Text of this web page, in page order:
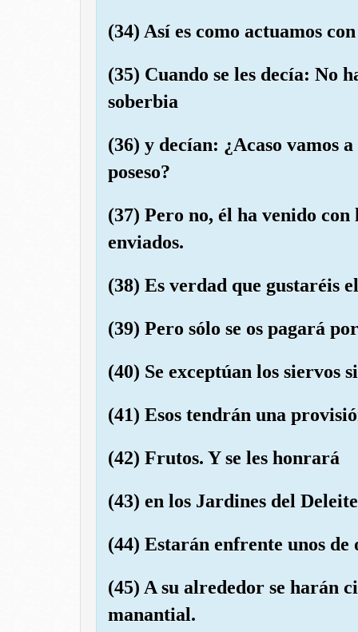
(34) Así es como actuamos
(35) Cuando se les decía: No
soberbia
(36) y decían: ¿Acaso vamos
poseso?
(37) Pero no, él ha venido
enviados.
(38) Es verdad que gustaréis
(39) Pero sólo se os pagará
(40) Se exceptúan los siervos
(41) Esos tendrán una
(42) Frutos. Y se les honrará
(43) en los Jardines del
(44) Estarán enfrente unos de
(45) A su alrededor se harán
manantial.